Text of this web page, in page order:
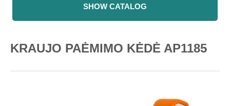
SHOW CATALOG
KRAUJO PAĖMIMO KĖDĖ AP1185